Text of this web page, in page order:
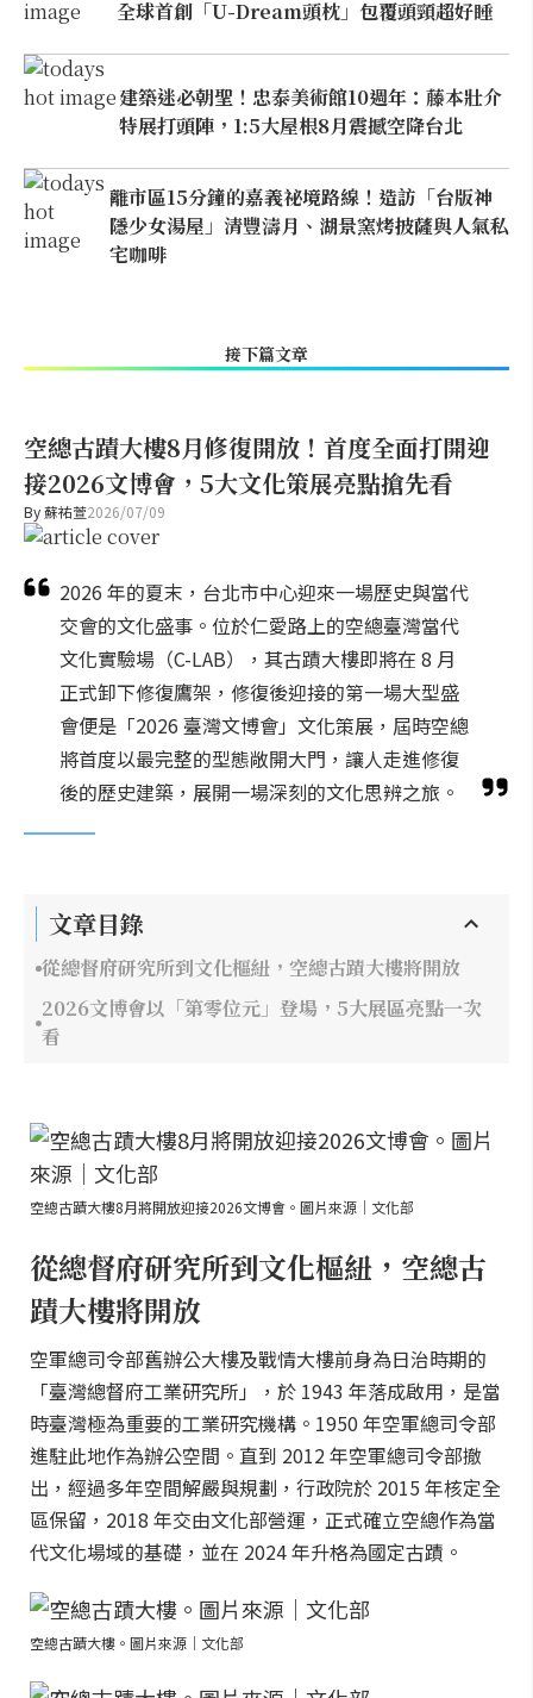
全球首創「U-Dream頭枕」包覆頭頸超好睡
建築迷必朝聖！忠泰美術館10週年：藤本壯介
特展打頭陣，1:5大屋根8月震撼空降台北
離市區15分鐘的嘉義祕境路線！造訪「台版神
隱少女湯屋」清豐濤月、湖景窯烤披薩與人氣私
宅咖啡
接下篇文章
空總古蹟大樓8月修復開放！首度全面打開迎
接2026文博會，5大文化策展亮點搶先看
By蘇祐萱2026/07/09
2026 年的夏末，台北市中心迎來一場歷史與當代
交會的文化盛事。位於仁愛路上的空總臺灣當代
文化實驗場（C-LAB），其古蹟大樓即將在 8 月
正式卸下修復鷹架，修復後迎接的第一場大型盛
會便是「2026 臺灣文博會」文化策展，屆時空總
將首度以最完整的型態敞開大門，讓人走進修復
後的歷史建築，展開一場深刻的文化思辨之旅。
文章目錄
從總督府研究所到文化樞紐，空總古蹟大樓將開放
2026文博會以「第零位元」登場，5大展區亮點一次
看
空總古蹟大樓8月將開放迎接2026文博會。圖片來源｜文化部
從總督府研究所到文化樞紐，空總古
蹟大樓將開放
空軍總司令部舊辦公大樓及戰情大樓前身為日治時期的
「臺灣總督府工業研究所」，於 1943 年落成啟用，是當
時臺灣極為重要的工業研究機構。1950 年空軍總司令部
進駐此地作為辦公空間。直到 2012 年空軍總司令部撤
出，經過多年空間解嚴與規劃，行政院於 2015 年核定全
區保留，2018 年交由文化部營運，正式確立空總作為當
代文化場域的基礎，並在 2024 年升格為國定古蹟。
空總古蹟大樓。圖片來源｜文化部